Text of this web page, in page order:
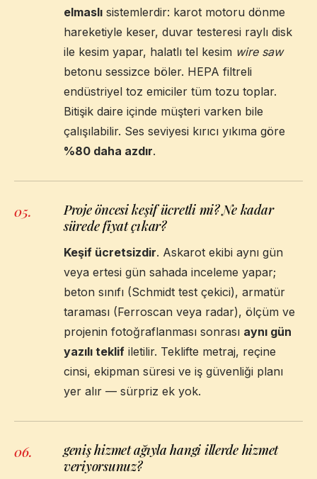
elmaslı sistemlerdir: karot motoru dönme
hareketiyle keser, duvar testeresi raylı disk
ile kesim yapar, halatlı tel kesim wire saw
betonu sessizce böler. HEPA filtreli
endüstriyel toz emiciler tüm tozu toplar.
Bitişik daire içinde müşteri varken bile
çalışılabilir. Ses seviyesi kırıcı yıkıma göre
%80 daha azdır.
05.
Proje öncesi keşif ücretli mi? Ne kadar
sürede fiyat çıkar?
Keşif ücretsizdir. Askarot ekibi aynı gün
veya ertesi gün sahada inceleme yapar;
beton sınıfı (Schmidt test çekici), armatür
taraması (Ferroscan veya radar), ölçüm ve
projenin fotoğraflanması sonrası aynı gün
yazılı teklif iletilir. Teklifte metraj, reçine
cinsi, ekipman süresi ve iş güvenliği planı
yer alır — sürpriz ek yok.
06.
geniş hizmet ağıyla hangi illerde hizmet
veriyorsunuz?